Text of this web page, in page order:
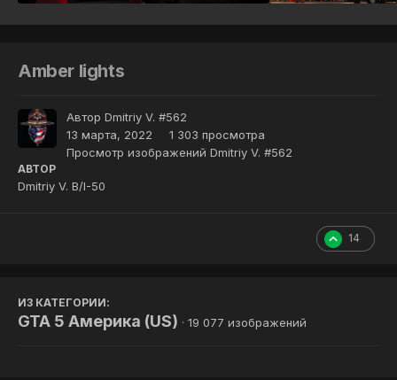
Amber lights
Автор Dmitriy V. #562
13 марта, 2022
1 303 просмотра
Просмотр изображений Dmitriy V. #562
АВТОР
Dmitriy V. B/I-50
14
ИЗ КАТЕГОРИИ:
GTA 5 Америка (US) · 19 077 изображений